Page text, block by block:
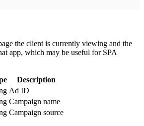
the client is currently viewing and the
app, which may be useful for SPA
Description
Ad ID
Campaign name
Campaign source